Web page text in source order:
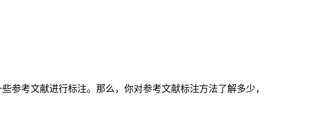
参考文献进行标注。那么，你对参考文献标注方法了解多少，